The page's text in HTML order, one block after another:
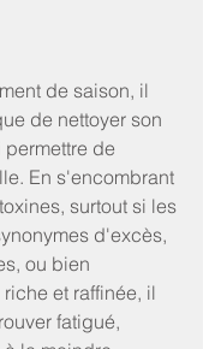
de saison, il
de nettoyer son
de
En s'encombrant
surtout si les
d'excès,
ou bien
et raffinée, il
fatigué,